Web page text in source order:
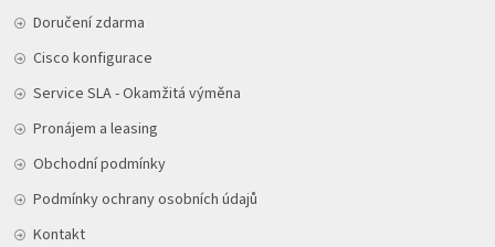
Doručení zdarma
Cisco konfigurace
Service SLA - Okamžitá výměna
Pronájem a leasing
Obchodní podmínky
Podmínky ochrany osobních údajů
Kontakt